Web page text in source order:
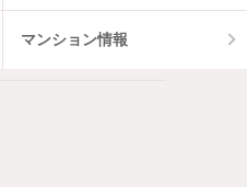
マンション情報